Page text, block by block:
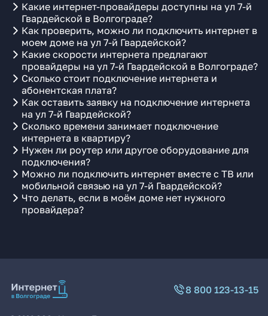
Какие интернет-провайдеры доступны на ул 7-й
Гвардейской в Волгограде?
Как проверить, можно ли подключить интернет в
моем доме на ул 7-й Гвардейской?
Какие скорости интернета предлагают
провайдеры на ул 7-й Гвардейской в Волгограде?
Сколько стоит подключение интернета и
абонентская плата?
Как оставить заявку на подключение интернета
на ул 7-й Гвардейской?
Сколько времени занимает подключение
интернета в квартиру?
Нужен ли роутер или другое оборудование для
подключения?
Можно ли подключить интернет вместе с ТВ или
мобильной связью на ул 7-й Гвардейской?
Что делать, если в моём доме нет нужного
провайдера?
8 800 123-13-15